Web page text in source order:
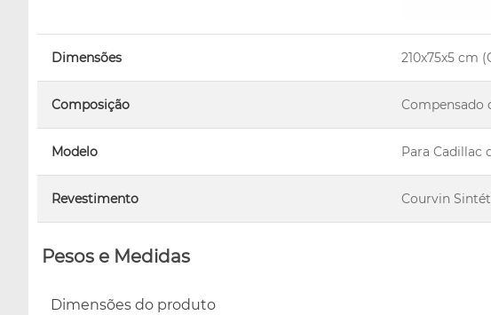
Dimensões 210x75x5 cm
Composição Compensado
Modelo Para Cadillac
Revestimento Courvin
Pesos e Medidas
Dimensões do produto